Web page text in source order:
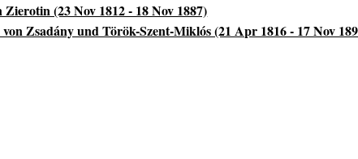
(23 Nov 1812 - 18 Nov 1887)
Zsadány und Török-Szent-Miklós (21 Apr 1816 - 17 Nov